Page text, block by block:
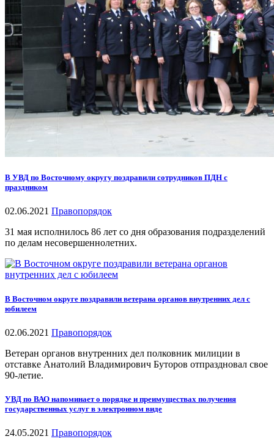
В УВД по Восточному округу поздравили сотрудников ПДН с
праздником
02.06.2021 Правопорядок
31 мая исполнилось 86 лет со дня образования подразделений
по делам несовершеннолетних.
В Восточном округе поздравили ветерана органов внутренних дел с
юбилеем
02.06.2021 Правопорядок
Ветеран органов внутренних дел полковник милиции в
отставке Анатолий Владимирович Буторов отпраздновал свое
90-летие.
УВД по ВАО напоминает о порядке и преимуществах получения
государственных услуг в электронном виде
24.05.2021 Правопорядок